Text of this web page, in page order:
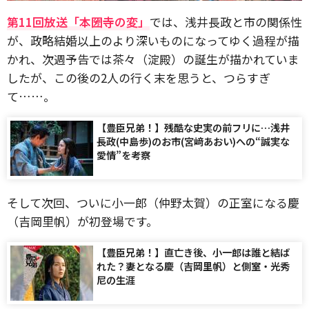
第11回放送「本圀寺の変」 では、浅井長政と市の関係性
が、政略結婚以上のより深いものになってゆく過程が描
かれ、次週予告では茶々（淀殿）の誕生が描かれていま
したが、この後の2人の行く末を思うと、つらすぎ
て……。
【豊臣兄弟！】残酷な史実の前フリに…浅井
長政(中島歩)のお市(宮﨑あおい)への“誠実な
愛情”を考察
そして次回、ついに小一郎（仲野太賀）の正室になる慶
（吉岡里帆）が初登場です。
【豊臣兄弟！】直亡き後、小一郎は誰と結ば
れた？妻となる慶（吉岡里帆）と側室・光秀
尼の生涯